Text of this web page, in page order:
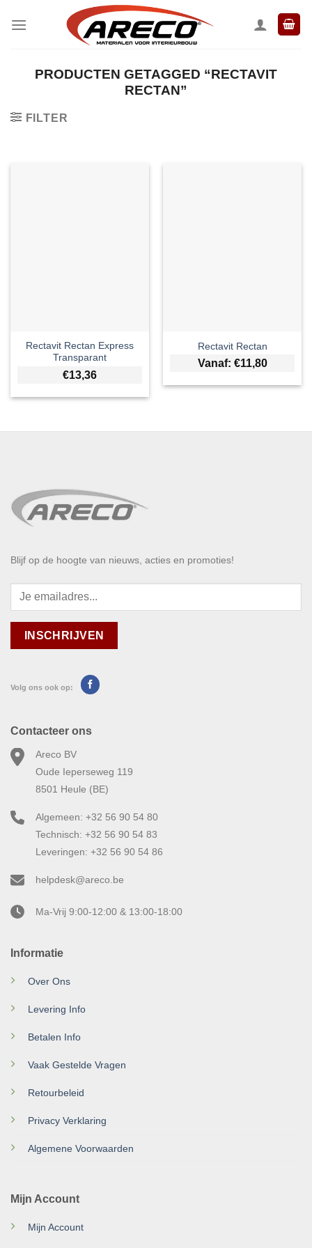
naar
PRODUCTEN GETAGGED “RECTAVIT
RECTAN”
FILTER
Rectavit Rectan Express
Transparant
€13,36
Rectavit Rectan
Vanaf: €11,80
Blijf op de hoogte van nieuws, acties en promoties!
Volg ons ook op:
Informatie
Over Ons
Levering Info
Betalen Info
Vaak Gestelde Vragen
Retourbeleid
Privacy Verklaring
Algemene Voorwaarden
Mijn Account
Mijn Account
Contacteer ons
Areco BV
Oude Ieperseweg 119
8501 Heule (BE)
Algemeen: +32 56 90 54 80
Technisch: +32 56 90 54 83
Leveringen: +32 56 90 54 86
helpdesk@areco.be
Ma-Vrij 9:00-12:00 & 13:00-18:00